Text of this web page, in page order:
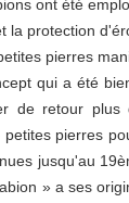
ont été
la protection
pierres
qui a été
de retour
pierres
jusqu'au
» a ses